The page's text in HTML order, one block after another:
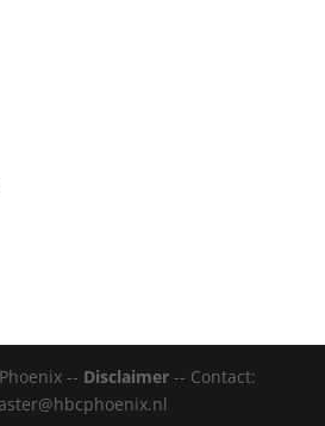
-- Disclaimer -- Contact: